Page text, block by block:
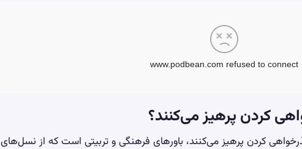
کردن پرهیز می‌کنند؟
کردن پرهیز می‌کنند، باورهای فرهنگی و تربیتی است که از نسل‌های